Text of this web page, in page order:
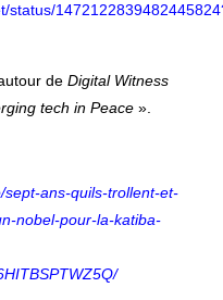
status/
deDigital Witness
tech in Peace».
sept-ans-quils-trollent-et-
nobel-pour-la-katiba-